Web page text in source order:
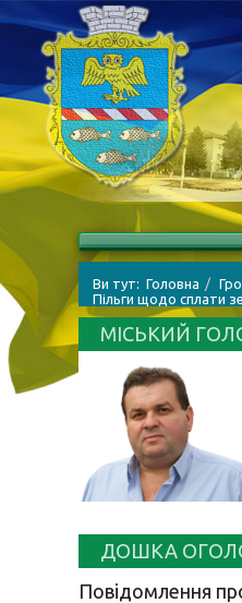
Ви тут: Головна
Пільги щодо сплати
МІСЬКИЙ
ДОШКА
Повідомлення